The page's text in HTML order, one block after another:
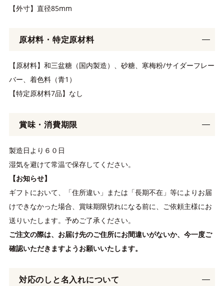
【外寸】直径85mm
原材料・特定原材料
【原材料】和三盆糖（国内製造）、砂糖、寒梅粉/サイダーフレー
バー、着色料（青1）
【特定原材料7品】なし
賞味・消費期限
製造日より６０日
湿気を避けて常温で保存してください。
【お知らせ】
ギフトにおいて、「住所違い」または「長期不在」等によりお届
けできなかった場合、賞味期限切れになる前に、ご依頼主様にお
送りいたします。予めご了承ください。
ご注文の際は、お届け先のご住所にお間違いがないか、今一度ご
確認いただきますようお願いいたします。
対応のしと名入れについて